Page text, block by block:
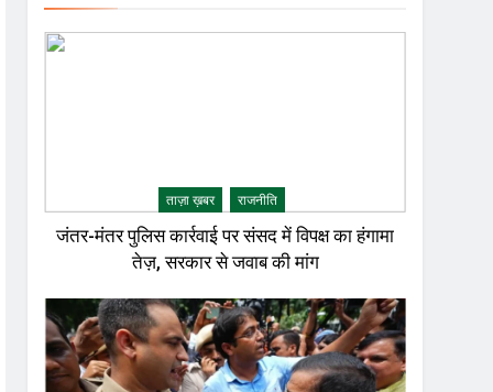
ताज़ा ख़बर राजनीति
जंतर-मंतर पुलिस कार्रवाई पर संसद में विपक्ष का हंगामा
तेज़, सरकार से जवाब की मांग